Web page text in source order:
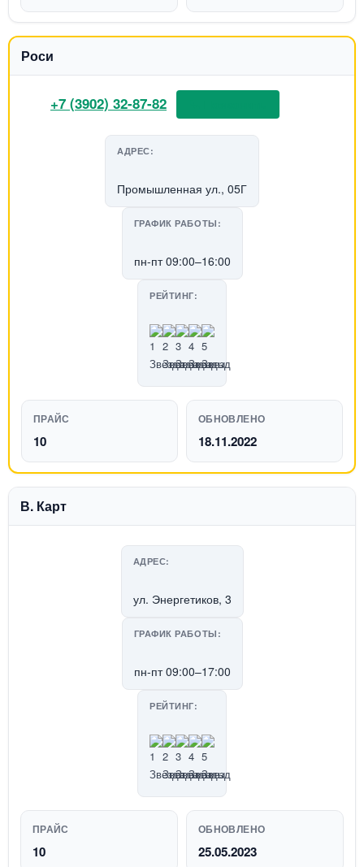
Роси
+7 (3902) 32-87-82
АДРЕС:
Промышленная ул., 05Г
ГРАФИК РАБОТЫ:
пн-пт 09:00–16:00
РЕЙТИНГ:
ПРАЙС
10
ОБНОВЛЕНО
18.11.2022
В. Карт
АДРЕС:
ул. Энергетиков, 3
ГРАФИК РАБОТЫ:
пн-пт 09:00–17:00
РЕЙТИНГ:
ПРАЙС
10
ОБНОВЛЕНО
25.05.2023